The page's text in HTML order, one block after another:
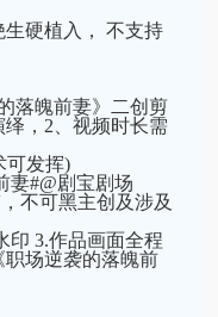
硬植入， 不支持
落魄前妻》二创剪
，2、视频时长需
可发挥)
妻#@剧宝剧场
不可黑主创及涉及
印 3.作品画面全程
场逆袭的落魄前